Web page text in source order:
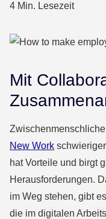
4 Min. Lesezeit
Mit
New Work
hat Vorteile und birgt
Herausforderungen.
im Weg stehen, gibt
die im digitalen